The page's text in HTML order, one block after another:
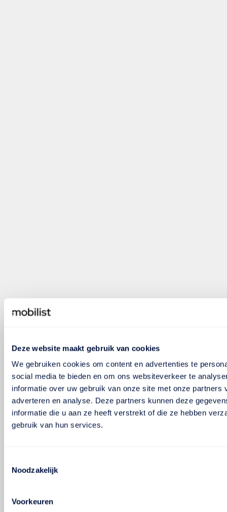
Deze website maakt gebruik van cookies
We gebruiken cookies om content en advertenties te
social media te bieden en om ons websiteverkeer te
informatie over uw gebruik van onze site met onze partners
adverteren en analyse. Deze partners kunnen deze
informatie die u aan ze heeft verstrekt of die ze hebben
gebruik van hun services.
Noodzakelijk
Voorkeuren